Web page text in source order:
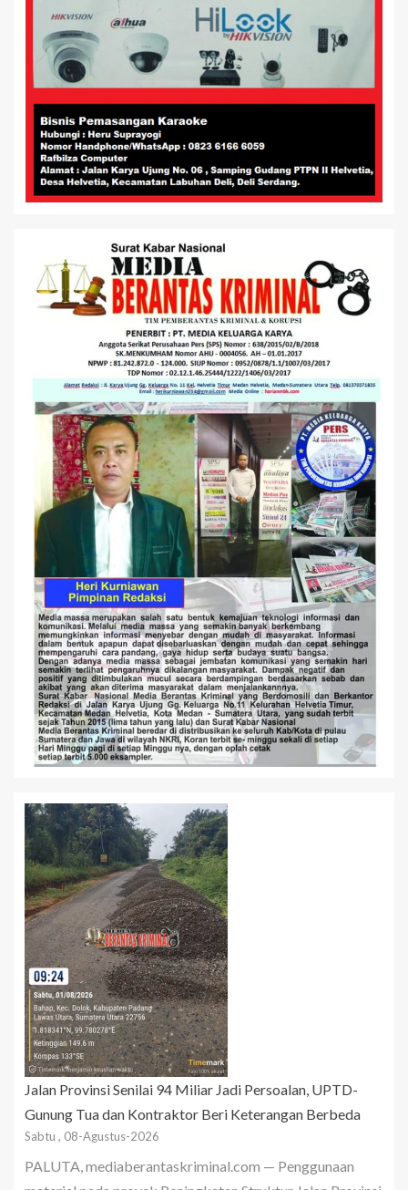
Jalan Provinsi Senilai 94 Miliar Jadi Persoalan, UPTD-
Gunung Tua dan Kontraktor Beri Keterangan Berbeda
Sabtu , 08-Agustus-2026
PALUTA, mediaberantaskriminal.com — Penggunaan